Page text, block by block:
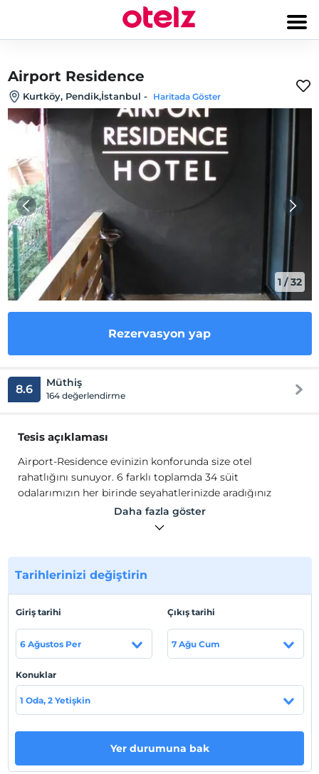
Airport Residence
Kurtköy, Pendik,İstanbul - Haritada Göster
1 /32
Rezervasyon yap
8.6 Müthiş
164 değerlendirme
Tesis açıklaması
Airport-Residence evinizin konforunda size otel
rahatlığını sunuyor. 6 farklı toplamda 34 süit
odalarımızın her birinde seyahatlerinizde aradığınız
rahatlığı ve güveni bulacaksınız.
Airport-Residence evinizin konforunda size otel
odalarımızın her birinde seyahatlerinizde aradığınız
rahatlığı ve güveni bulacaksınız.
Tesis lokasyon bilgileri
İstanbul’ un yeni yüzü Pendik-Kurtköy’ de Sabiha Gökçen
Havaalanına 3 km, Formula 1' e 8 km uzaklıkta
bulunmaktadır.
Daha fazla göster
Tarihlerinizi değiştirin
Giriş tarihi
6 Ağustos Per
Çıkış tarihi
7 Ağu Cum
Konuklar
1 Oda, 2 Yetişkin
Yer durumuna bak